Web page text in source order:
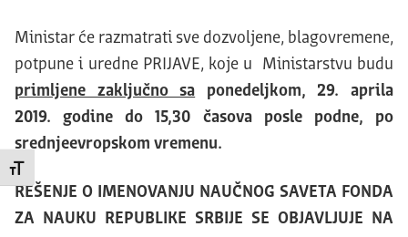
Promeni veličinu slova
Ministar će razmatrati sve dozvoljene, blagovremene,
potpune i uredne PRIJAVE, koje u Ministarstvu budu
primljene zaključno sa
ponedeljkom, 29. aprila
2019. godine do 15,30 časova posle podne, po
srednjeevropskom vremenu.
REŠENJE O IMENOVANJU NAUČNOG SAVETA FONDA
ZA NAUKU REPUBLIKE SRBIJE SE OBJAVLJUJE NA